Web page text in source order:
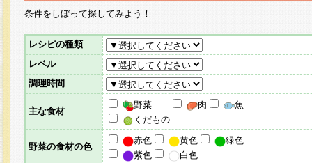
条件をしぼって探してみよう！
レシピの種類
レベル
調理時間
主な食材
野菜 肉
魚
くだもの
野菜の食材の色
赤色 黄色
緑色
紫色
白色